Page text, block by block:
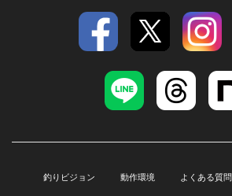
釣りビジョン 動作環境 よくある質問